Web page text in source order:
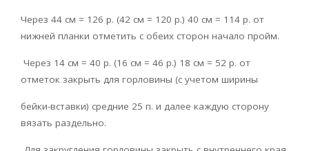
Через 44 см = 126 р. (42 см = 120 р.) 40 см = 114 р. от
нижней планки отметить с обеих сторон начало пройм.
Через 14 см = 40 р. (16 см = 46 р.) 18 см = 52 р. от
отметок закрыть для горловины (с учетом ширины
бейки-вставки) средние 25 п. и далее каждую сторону
вязать раздельно.